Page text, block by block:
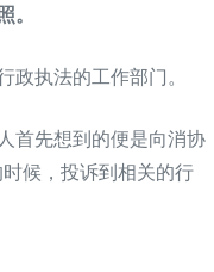
执法的工作部门。
首先想到的便是向消协
候，投诉到相关的行